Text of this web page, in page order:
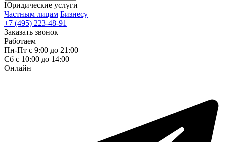
Юридические услуги
Частным лицам Бизнесу
+7 (495) 223-48-91
Заказать звонок
Работаем
Пн-Пт с 9:00 до 21:00
Сб с 10:00 до 14:00
Онлайн